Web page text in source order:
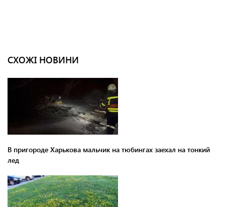
СХОЖІ НОВИНИ
В пригороде Харькова мальчик на тюбингах заехал на тонкий
лед